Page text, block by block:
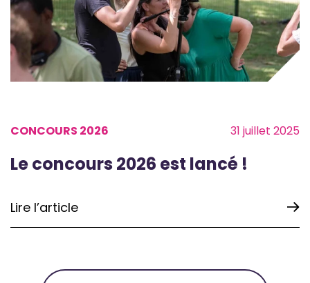
CONCOURS 2026 31 juillet 2025
Le concours 2026 est lancé !
Lire l’article